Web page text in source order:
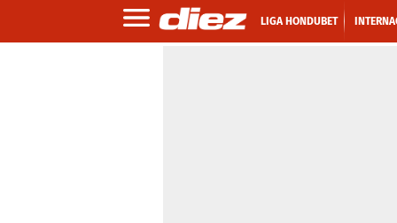
LIGA HONDUBET